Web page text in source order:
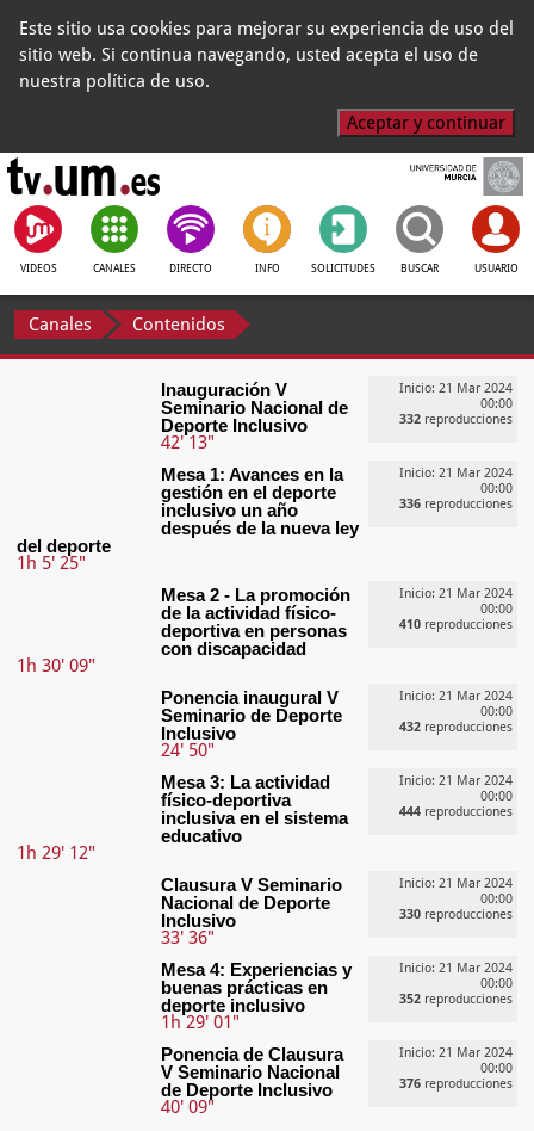
Este sitio usa cookies para mejorar su experiencia de uso del
sitio web. Si continua navegando, usted acepta el uso de
nuestra política de uso.
Aceptar y continuar
VIDEOS CANALES DIRECTO INFO SOLICITUDES BUSCAR USUARIO
Canales Contenidos
Inicio: 21 Mar 2024
00:00
332 reproducciones
Inauguración V
Seminario Nacional de
Deporte Inclusivo
42' 13"
Inicio: 21 Mar 2024
00:00
336 reproducciones
Mesa 1: Avances en la
gestión en el deporte
inclusivo un año
después de la nueva ley
del deporte
1h 5' 25"
Inicio: 21 Mar 2024
00:00
410 reproducciones
Mesa 2 - La promoción
de la actividad físico-
deportiva en personas
con discapacidad
1h 30' 09"
Inicio: 21 Mar 2024
00:00
432 reproducciones
Ponencia inaugural V
Seminario de Deporte
Inclusivo
24' 50"
Inicio: 21 Mar 2024
00:00
444 reproducciones
Mesa 3: La actividad
físico-deportiva
inclusiva en el sistema
educativo
1h 29' 12"
Inicio: 21 Mar 2024
00:00
330 reproducciones
Clausura V Seminario
Nacional de Deporte
Inclusivo
33' 36"
Inicio: 21 Mar 2024
00:00
352 reproducciones
Mesa 4: Experiencias y
buenas prácticas en
deporte inclusivo
1h 29' 01"
Inicio: 21 Mar 2024
00:00
376 reproducciones
Ponencia de Clausura
V Seminario Nacional
de Deporte Inclusivo
40' 09"